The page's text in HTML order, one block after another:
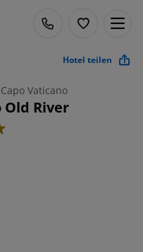
Hotel teilen
Vaticano
Old River